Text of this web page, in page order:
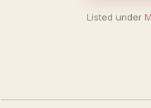
Listed under